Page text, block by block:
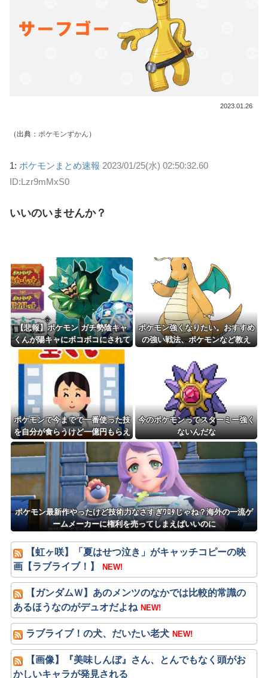
2023.01.26
（出典： ポケモンずかん ）
1: ポケモンまとめ速報 2023/01/25(水) 02:50:32.60
ID:Lzr9mMxS0
いいのいませんか？
【悲報】ポケモン ガチ勢陰キャ
くんが陽キャにボコボコにされて
る話をDLCで実装して大荒れ
ポケモン強くなりたい。おすすめ
の強い戦法、ポケモンなど教え
ポケモンで今までで一番使った技
を自分が食らうけど一億円もらえ
るボタン
今のポケモンってスターミー強く
ないんだな
ポケモン最新作やったけど技術力なさすぎﾜﾛﾀじゃね？海外の一流ゲ
ームメーカーに権利を売ってしまえばいいのに
【虹ヶ咲】「夏はせつ泣き」がキャッチコピーの映
画【ラブライブ！】
NEW!
【ガンダムＷ】あのメンツのなかでは比較的常識の
あるほうなのがデュオだよね NEW!
ラブライブ！の犬、だいたい老犬 NEW!
【画像】『美味しんぼ』さん、とんでもなく頭がお
かしいキャラが発見される